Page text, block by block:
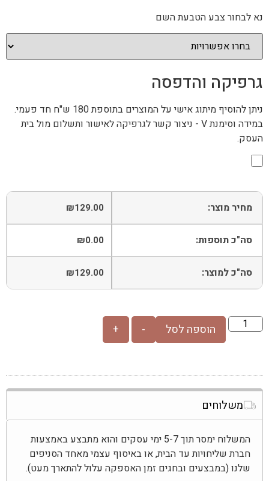
נא לבחור צבע הטבעת השם
גרפיקה והדפסה
ניתן להוסיף מיתוג אישי על המוצרים בתוספת 180 ש"ח חד פעמי.
במידה וסימנת V - ניצור קשר לגרפיקה לאישור ותשלום מול בית
העסק.
מחיר מוצר: ₪129.00
סה"כ תוספות: ₪0.00
סה"כ למוצר: ₪129.00
-
+ הוספה לסל
משלוחים
המשלוח ימסר תוך 5-7 ימי עסקים והוא מתבצע באמצעות
חברת שליחויות עד הבית, או באיסוף עצמי מאחד הסניפים
שלנו (במבצעים ובחגים זמן האספקה עלול להתארך מעט).